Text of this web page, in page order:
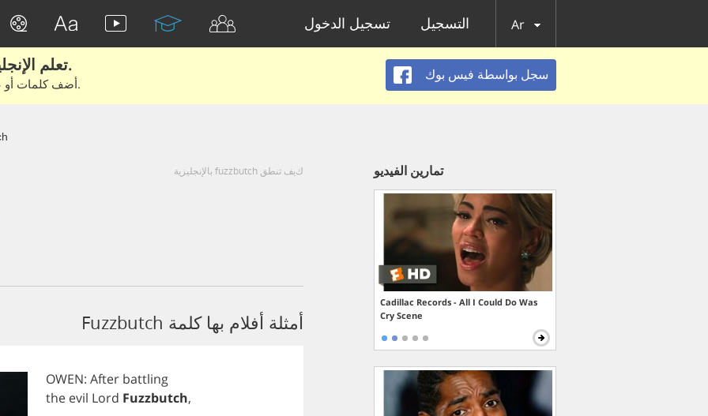
تسجيل الدخول التسجيل Ar
تعلم الإنجليزية الحقيقية من الأفلام والكتب.
أضف كلمات أو عبارات للتعلم والتدريب مع متعلمين آخرين.
سجل بواسطة فيس بوك
كيف تنطق fuzzbutch بالإنجليزية
أمثلة أفلام بها كلمة Fuzzbutch
OWEN: After battling
the evil Lord Fuzzbutch,
تمارين الفيديو
Cadillac Records - All I Could Do Was
Cry Scene